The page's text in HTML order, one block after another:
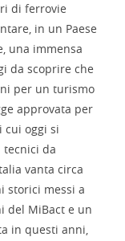
di ferrovie
in un Paese
una immensa
da scoprire che
per un turismo
approvata per
cui oggi si
da
vanta circa
storici messi a
del MiBact e un
in questi anni,